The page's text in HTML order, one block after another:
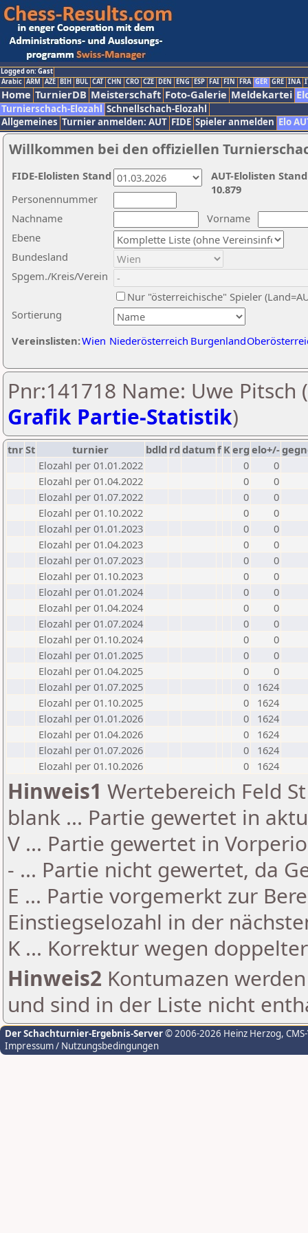
Logged on: Gast
Arabic ARM AZE BIH BUL CAT CHN CRO CZE DEN ENG ESP FAI FIN FRA GER GRE INA
Home TurnierDB Meisterschaft Foto-Galerie Meldekartei
Turnierschach-Elozahl Schnellschach-Elozahl
Allgemeines Turnier anmelden: AUT FIDE Spieler anmelden Elo
Willkommen bei den offiziellen
Nachname
Vorname
Ebene
Sortierung
Personennummer
Bundesland
Spgem./Kreis/Verein
Nur "österreichische" Spieler
Vereinslisten:Wien Niederösterreich Burgenland
AUT-Elolisten
10.879
FIDE-Elolisten Stand
Pnr:141718 Name: Uwe Pitsch (
Grafik Partie-Statistik)
tnrSt turnier bdld rd datumf Kerg elo+/-
Elozahl per 01.01.2022
0
0
Elozahl per 01.04.2022
0
0
Elozahl per 01.07.2022
0
0
Elozahl per 01.10.2022
0
0
Elozahl per 01.01.2023
0
0
Elozahl per 01.04.2023
0
0
Elozahl per 01.07.2023
0
0
Elozahl per 01.10.2023
0
0
Elozahl per 01.01.2024
0
0
Elozahl per 01.04.2024
0
0
Elozahl per 01.07.2024
0
0
Elozahl per 01.10.2024
0
0
Elozahl per 01.01.2025
0
0
Elozahl per 01.04.2025
0
0
Elozahl per 01.07.2025
0
1624
Elozahl per 01.10.2025
0
1624
Elozahl per 01.01.2026
0
1624
Elozahl per 01.04.2026
0
1624
Elozahl per 01.07.2026
0
1624
Elozahl per 01.10.2026
0 1624
Hinweis1 Wertebereich Feld
blank ... Partie gewertet in
V ... Partie gewertet in
- ... Partie nicht gewertet, da
E ... Partie vorgemerkt zur
Einstiegselozahl in der
K ... Korrektur wegen
Hinweis2 Kontumazen
und sind in der Liste nicht
Der Schachturnier-Ergebnis-Server© 2006-2026 Heinz Herzog,
Impressum / Nutzungsbedingungen